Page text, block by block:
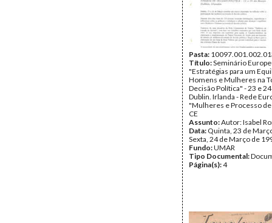
Pasta:
Título:Seminário
"Estratégias para um
Homens e Mulheres na
Decisão Política" - 23 e
Dublin. Irlanda - Rede
"Mulheres e Processo
CE
Assunto:Autor: Isabel
Data: Quinta, 23 de
Sexta, 24 de Março de
Fundo:UMAR
Tipo Documental:
Página(s):4